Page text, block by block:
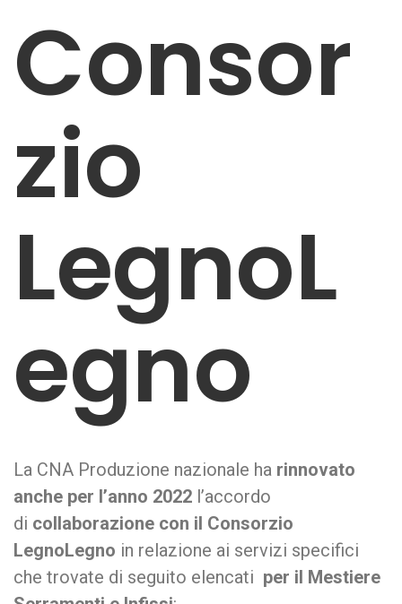
Consor
zio
LegnoL
egno
La CNA Produzione nazionale ha rinnovato
anche per l’anno 2022 l’accordo
di collaborazione con il Consorzio
LegnoLegno in relazione ai servizi specifici
che trovate di seguito elencati per il Mestiere